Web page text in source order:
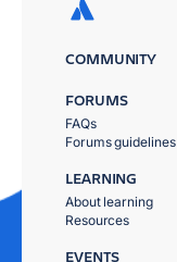
COMMUNITY
FORUMS
FAQs
Forums guidelines
LEARNING
About learning
Resources
EVENTS